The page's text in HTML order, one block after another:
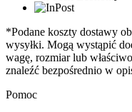
*Podane koszty dostawy
wysyłki. Mogą wystąpić
wagę, rozmiar lub
znaleźć bezpośrednio w
Pomoc